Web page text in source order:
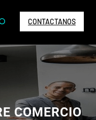
S
CONTACTANOS
COMERCIO